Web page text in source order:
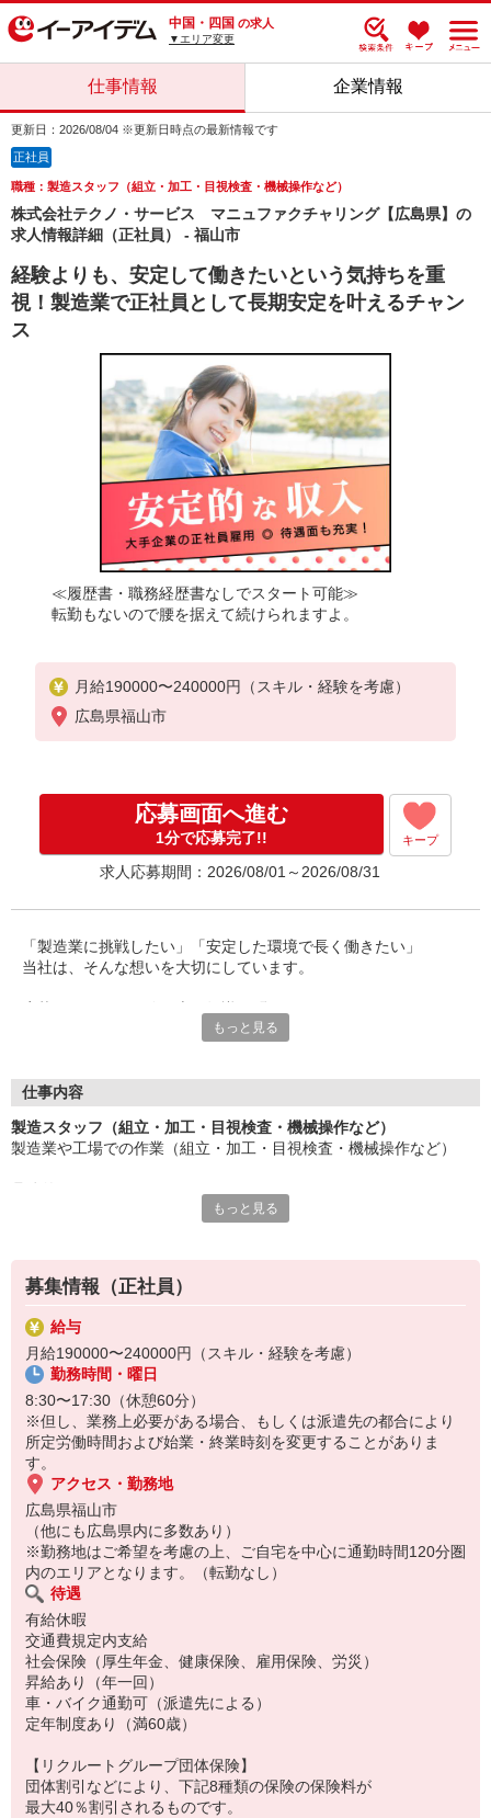
中国・四国 の求人
▼エリア変更
仕事情報 企業情報
更新日：2026/08/04 ※更新日時点の最新情報です
正社員
職種：製造スタッフ（組立・加工・目視検査・機械操作など）
株式会社テクノ・サービス マニュファクチャリング【広島県】の
求人情報詳細（正社員） - 福山市
経験よりも、安定して働きたいという気持ちを重
視！製造業で正社員として長期安定を叶えるチャン
ス
≪履歴書・職務経歴書なしでスタート可能≫
転勤もないので腰を据えて続けられますよ。
月給190000〜240000円（スキル・経験を考慮）
広島県福山市
応募画面へ進む
1分で応募完了!! キープ
求人応募期間：2026/08/01～2026/08/31
「製造業に挑戦したい」「安定した環境で長く働きたい」
当社は、そんな想いを大切にしています。
約束を守ること、きちんと連絡をすること、前向きに仕事へ取り
また、勤務時間やシフトなど柔軟に対応いただける方は、ご紹介
長く働きたい――
製造業で正社員としてキャリアを築きたい方、ぜひご応募くださ
もっと見る
仕事内容
製造スタッフ（組立・加工・目視検査・機械操作など）
製造業や工場での作業（組立・加工・目視検査・機械操作など）
製品に不備がないか目視チェック
複雑な作業や力仕事はほとんどなく覚えやすいものばかり！
未経験の方もすぐに慣れていただけると思います。
※当社（株）テクノ・サービスに正社員採用の上で、派遣就業先事
業所へ派遣となります。
もっと見る
募集情報（正社員）
給与
月給190000〜240000円（スキル・経験を考慮）
勤務時間・曜日
8:30〜17:30（休憩60分）
※但し、業務上必要がある場合、もしくは派遣先の都合により
所定労働時間および始業・終業時刻を変更することがありま
す。
アクセス・勤務地
広島県福山市
（他にも広島県内に多数あり）
※勤務地はご希望を考慮の上、ご自宅を中心に通勤時間120分圏
内のエリアとなります。（転勤なし）
待遇
有給休暇
交通費規定内支給
社会保険（厚生年金、健康保険、雇用保険、労災）
昇給あり（年一回）
車・バイク通勤可（派遣先による）
定年制度あり（満60歳）
【リクルートグループ団体保険】
団体割引などにより、下記8種類の保険の保険料が
最大40％割引されるものです。